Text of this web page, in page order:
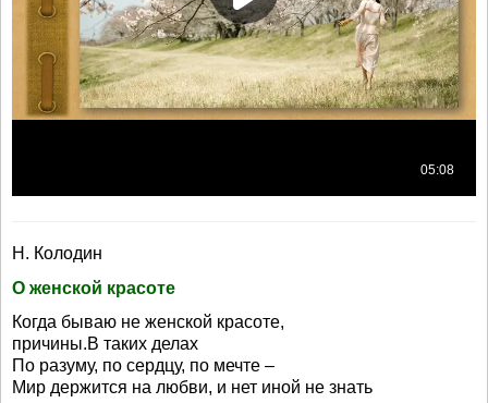
Н. Колодин
О женской красоте
Когда бываю не женской красоте,
причины.В таких делах
По разуму, по сердцу, по мечте –
Мир держится на любви, и нет иной не знать